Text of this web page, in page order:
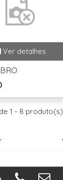
1 - 8 produto(s)